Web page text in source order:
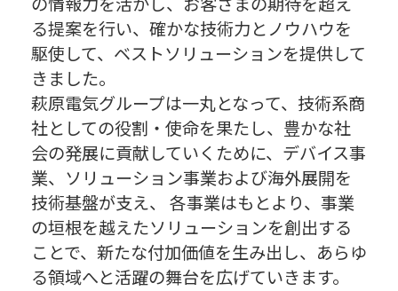
る提案を行い、確かな技術力とノウハウを
駆使して、ベストソリューションを提供して
きました。
萩原電気グループは一丸となって、技術系商
社としての役割・使命を果たし、豊かな社
会の発展に貢献していくために、デバイス事
業、ソリューション事業および海外展開を
技術基盤が支え、 各事業はもとより、事業
の垣根を越えたソリューションを創出する
ことで、新たな付加価値を生み出し、あらゆ
る領域へと活躍の舞台を広げていきます。